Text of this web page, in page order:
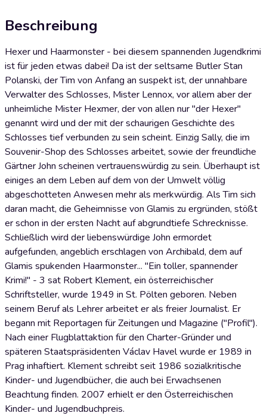
Beschreibung
Hexer und Haarmonster - bei diesem spannenden Jugendkrimi
ist für jeden etwas dabei! Da ist der seltsame Butler Stan
Polanski, der Tim von Anfang an suspekt ist, der unnahbare
Verwalter des Schlosses, Mister Lennox, vor allem aber der
unheimliche Mister Hexmer, der von allen nur "der Hexer"
genannt wird und der mit der schaurigen Geschichte des
Schlosses tief verbunden zu sein scheint. Einzig Sally, die im
Souvenir-Shop des Schlosses arbeitet, sowie der freundliche
Gärtner John scheinen vertrauenswürdig zu sein. Überhaupt ist
einiges an dem Leben auf dem von der Umwelt völlig
abgeschotteten Anwesen mehr als merkwürdig. Als Tim sich
daran macht, die Geheimnisse von Glamis zu ergründen, stößt
er schon in der ersten Nacht auf abgrundtiefe Schrecknisse.
Schließlich wird der liebenswürdige John ermordet
aufgefunden, angeblich erschlagen von Archibald, dem auf
Glamis spukenden Haarmonster... "Ein toller, spannender
Krimi!" - 3 sat Robert Klement, ein österreichischer
Schriftsteller, wurde 1949 in St. Pölten geboren. Neben
seinem Beruf als Lehrer arbeitet er als freier Journalist. Er
begann mit Reportagen für Zeitungen und Magazine ("Profil").
Nach einer Flugblattaktion für den Charter-Gründer und
späteren Staatspräsidenten Václav Havel wurde er 1989 in
Prag inhaftiert. Klement schreibt seit 1986 sozialkritische
Kinder- und Jugendbücher, die auch bei Erwachsenen
Beachtung finden. 2007 erhielt er den Österreichischen
Kinder- und Jugendbuchpreis.